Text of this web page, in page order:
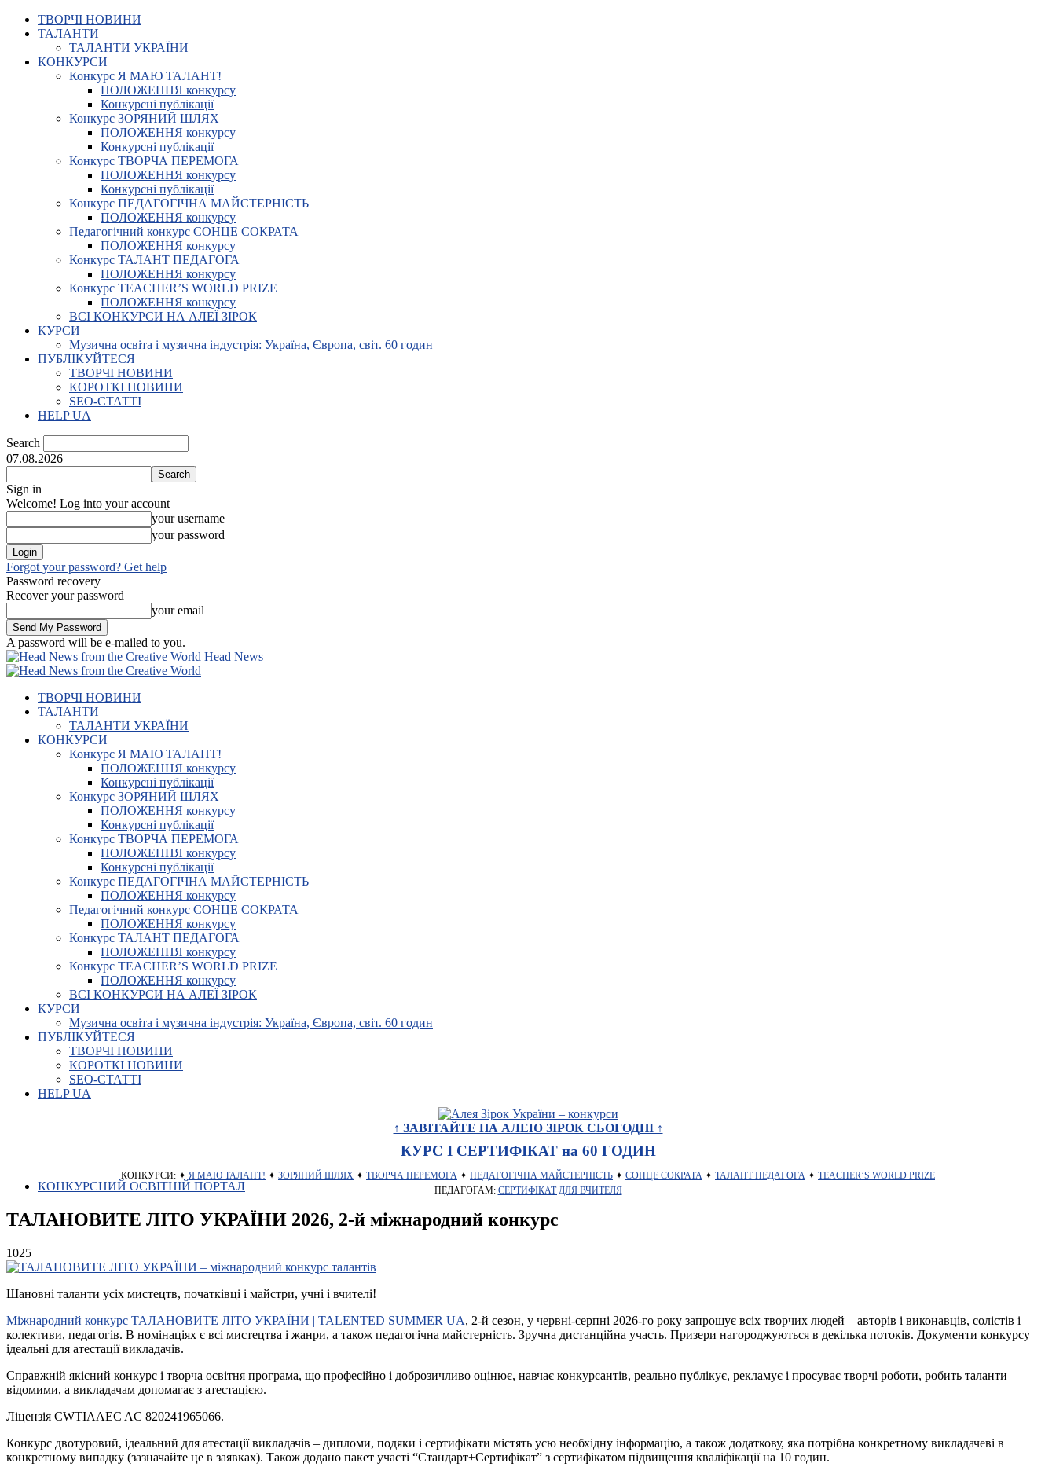
ТВОРЧІ НОВИНИ
ТАЛАНТИ
ТАЛАНТИ УКРАЇНИ
КОНКУРСИ
Конкурс Я МАЮ ТАЛАНТ!
ПОЛОЖЕННЯ конкурсу
Конкурсні публікації
Конкурс ЗОРЯНИЙ ШЛЯХ
ПОЛОЖЕННЯ конкурсу
Конкурсні публікації
Конкурс ТВОРЧА ПЕРЕМОГА
ПОЛОЖЕННЯ конкурсу
Конкурсні публікації
Конкурс ПЕДАГОГІЧНА МАЙСТЕРНІСТЬ
ПОЛОЖЕННЯ конкурсу
Педагогічний конкурс СОНЦЕ СОКРАТА
ПОЛОЖЕННЯ конкурсу
Конкурс ТАЛАНТ ПЕДАГОГА
ПОЛОЖЕННЯ конкурсу
Конкурс TEACHER’S WORLD PRIZE
ПОЛОЖЕННЯ конкурсу
ВСІ КОНКУРСИ НА АЛЕЇ ЗІРОК
КУРСИ
Музична освіта і музична індустрія: Україна, Європа, світ. 60 годин
ПУБЛІКУЙТЕСЯ
ТВОРЧІ НОВИНИ
КОРОТКІ НОВИНИ
SEO-СТАТТІ
HELP UA
Search
07.08.2026
Sign in
Welcome! Log into your account
your username
your password
Forgot your password? Get help
Password recovery
Recover your password
your email
A password will be e-mailed to you.
Head News
ТВОРЧІ НОВИНИ
ТАЛАНТИ
ТАЛАНТИ УКРАЇНИ
КОНКУРСИ
Конкурс Я МАЮ ТАЛАНТ!
ПОЛОЖЕННЯ конкурсу
Конкурсні публікації
Конкурс ЗОРЯНИЙ ШЛЯХ
ПОЛОЖЕННЯ конкурсу
Конкурсні публікації
Конкурс ТВОРЧА ПЕРЕМОГА
ПОЛОЖЕННЯ конкурсу
Конкурсні публікації
Конкурс ПЕДАГОГІЧНА МАЙСТЕРНІСТЬ
ПОЛОЖЕННЯ конкурсу
Педагогічний конкурс СОНЦЕ СОКРАТА
ПОЛОЖЕННЯ конкурсу
Конкурс ТАЛАНТ ПЕДАГОГА
ПОЛОЖЕННЯ конкурсу
Конкурс TEACHER’S WORLD PRIZE
ПОЛОЖЕННЯ конкурсу
ВСІ КОНКУРСИ НА АЛЕЇ ЗІРОК
КУРСИ
Музична освіта і музична індустрія: Україна, Європа, світ. 60 годин
ПУБЛІКУЙТЕСЯ
ТВОРЧІ НОВИНИ
КОРОТКІ НОВИНИ
SEO-СТАТТІ
HELP UA
↑ ЗАВІТАЙТЕ НА АЛЕЮ ЗІРОК СЬОГОДНІ ↑
КУРС І СЕРТИФІКАТ на 60 ГОДИН
КОНКУРСИ: ✦ Я МАЮ ТАЛАНТ! ✦ ЗОРЯНИЙ ШЛЯХ ✦ ТВОРЧА ПЕРЕМОГА ✦ ПЕДАГОГІЧНА МАЙСТЕРНІСТЬ ✦ СОНЦЕ СОКРАТА ✦ ТАЛАНТ ПЕДАГОГА ✦ TEACHER’S WORLD PRIZE
ПЕДАГОГАМ: СЕРТИФІКАТ ДЛЯ ВЧИТЕЛЯ
КОНКУРСНИЙ ОСВІТНІЙ ПОРТАЛ
ТАЛАНОВИТЕ ЛІТО УКРАЇНИ 2026, 2-й міжнародний конкурс
1025
Шановні таланти усіх мистецтв, початківці і майстри, учні і вчителі!
Міжнародний конкурс ТАЛАНОВИТЕ ЛІТО УКРАЇНИ | TALENTED SUMMER UA, 2-й сезон, у червні-серпні 2026-го року запрошує всіх творчих людей – авторів і виконавців, солістів і
колективи, педагогів. В номінаціях є всі мистецтва і жанри, а також педагогічна майстерність. Зручна дистанційна участь. Призери нагороджуються в декілька потоків. Документи конкурсу
ідеальні для атестації викладачів.
Справжній якісний конкурс і творча освітня програма, що професійно і доброзичливо оцінює, навчає конкурсантів, реально публікує, рекламує і просуває творчі роботи, робить таланти
відомими, а викладачам допомагає з атестацією.
Ліцензія CWTIAAEC AC 820241965066.
Конкурс двотуровий, ідеальний для атестації викладачів – дипломи, подяки і сертифікати містять усю необхідну інформацію, а також додаткову, яка потрібна конкретному викладачеві в
конкретному випадку (зазначайте це в заявках). Також додано пакет участі “Стандарт+Сертифікат” з сертифікатом підвищення кваліфікації на 10 годин.